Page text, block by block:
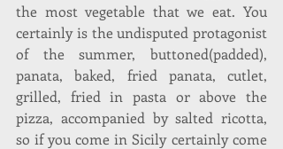
the most vegetable that we eat. You
certainly is the undisputed protagonist
of the summer, buttoned(padded),
panata, baked, fried panata, cutlet,
grilled, fried in pasta or above the
pizza, accompanied by salted ricotta,
so if you come in Sicily certainly come